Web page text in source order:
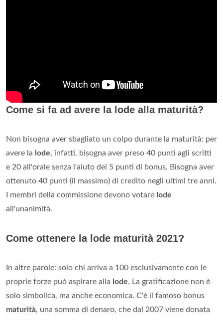
Come si fa ad avere la lode alla maturità?
Non bisogna aver sbagliato un colpo durante la maturità: per
avere la lode, infatti, bisogna aver preso 40 punti agli scritti
e 20 all'orale senza l'aiuto dei 5 punti di bonus. Bisogna aver
ottenuto 40 punti (il massimo) di credito negli ultimi tre anni.
I membri della commissione devono votare lode
all'unanimità.
Come ottenere la lode maturità 2021?
In altre parole: solo chi arriva a 100 esclusivamente con le
proprie forze può aspirare alla lode. La gratificazione non è
solo simbolica, ma anche economica. C'è il famoso bonus
maturità, una somma di denaro, che dal 2007 viene donata